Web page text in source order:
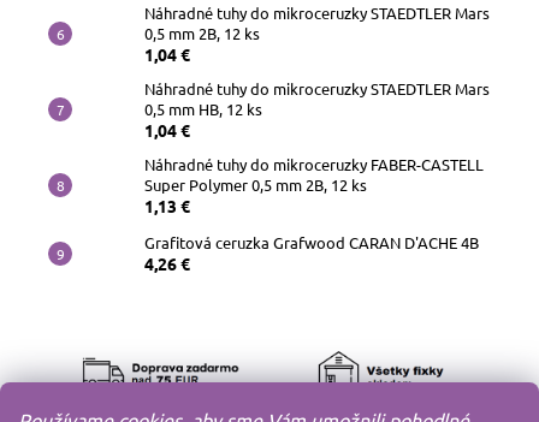
Náhradné tuhy do mikroceruzky STAEDTLER Mars
0,5 mm 2B, 12 ks
1,04 €
Náhradné tuhy do mikroceruzky STAEDTLER Mars
0,5 mm HB, 12 ks
1,04 €
Náhradné tuhy do mikroceruzky FABER-CASTELL
Super Polymer 0,5 mm 2B, 12 ks
1,13 €
Grafitová ceruzka Grafwood CARAN D'ACHE 4B
4,26 €